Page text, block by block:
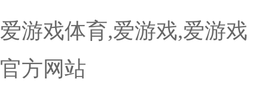
爱游戏体育,爱游戏,爱游戏
官方网站